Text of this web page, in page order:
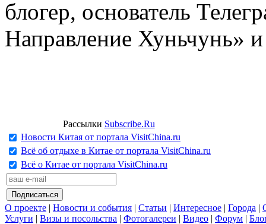
блогер, основатель
Направление Хуньчунь»
Рассылки Subscribe.Ru
Новости Китая от портала VisitChina.ru
Всё об отдыхе в Китае от портала VisitChina.ru
Всё о Китае от портала VisitChina.ru
О проекте | Новости и события | Статьи | Интересное | Города |
Услуги | Визы и посольства | Фотогалереи | Видео | Форум |